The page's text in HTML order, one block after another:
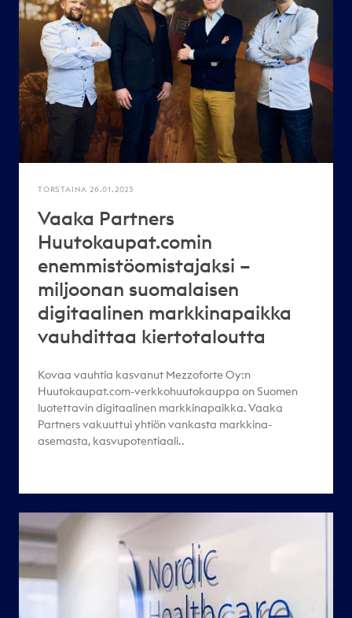
TORSTAINA 26.01.2023
Vaaka Partners
Huutokaupat.comin
enemmistöomistajaksi –
miljoonan suomalaisen
digitaalinen markkinapaikka
vauhdittaa kiertotaloutta
Kovaa vauhtia kasvanut Mezzoforte Oy:n
Huutokaupat.com-verkkohuutokauppa on Suomen
luotettavin digitaalinen markkinapaikka. Vaaka
Partners vakuuttui yhtiön vankasta markkina-
asemasta, kasvupotentiaali..